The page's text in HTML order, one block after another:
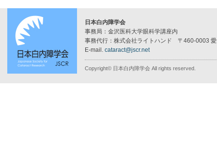
日本白内障学会
事務局：金沢医科大学眼科学講座内
事務代行：株式会社ライトハンド 〒460-0003
E-mail. cataract@jscr.net
Copyright© 日本白内障学会 All rights reserved.